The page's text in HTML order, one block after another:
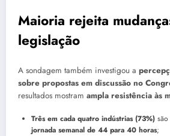
Maioria rejeita
legislação
A sondagem também investigou a
sobre propostas em discussão no
resultados mostram ampla resistência às
Três em cada quatro indústrias (73%)
jornada semanal de 44 para 40 horas;